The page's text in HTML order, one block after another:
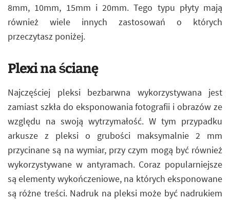
8mm, 10mm, 15mm i 20mm. Tego typu płyty mają
również wiele innych zastosowań o których
przeczytasz poniżej.
Plexi na ścianę
Najczęściej pleksi bezbarwna wykorzystywana jest
zamiast szkła do eksponowania fotografii i obrazów ze
względu na swoją wytrzymałość. W tym przypadku
arkusze z pleksi o grubości maksymalnie 2 mm
przycinane są na wymiar, przy czym mogą być również
wykorzystywane w antyramach. Coraz popularniejsze
są elementy wykończeniowe, na których eksponowane
są różne treści. Nadruk na pleksi może być nadrukiem